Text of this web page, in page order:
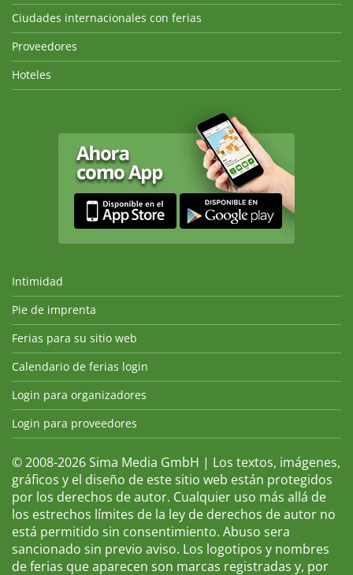
Ciudades internacionales con ferias
Proveedores
Hoteles
Intimidad
Pie de imprenta
Ferias para su sitio web
Calendario de ferias login
Login para organizadores
Login para proveedores
© 2008-2026 Sima Media GmbH | Los textos, imágenes,
gráficos y el diseño de este sitio web están protegidos
por los derechos de autor. Cualquier uso más allá de
los estrechos límites de la ley de derechos de autor no
está permitido sin consentimiento. Abuso sera
sancionado sin previo aviso. Los logotipos y nombres
de ferias que aparecen son marcas registradas y, por